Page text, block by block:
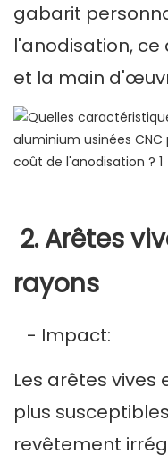
gabarit
l'anodisation,
et la main
2. Arêtes
rayons
- Impact:
Les arêtes
plus
revêtement